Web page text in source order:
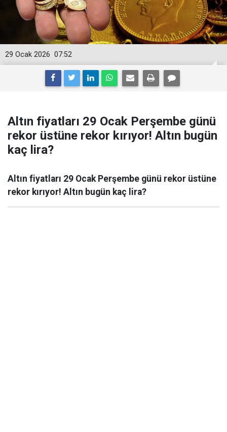
07:52
29 Ocak 2026
Altın fiyatları 29 Ocak Perşembe günü
rekor üstüne rekor kırıyor! Altın bugün
kaç lira?
Altın fiyatları 29 Ocak Perşembe günü rekor üstüne
rekor kırıyor! Altın bugün kaç lira?